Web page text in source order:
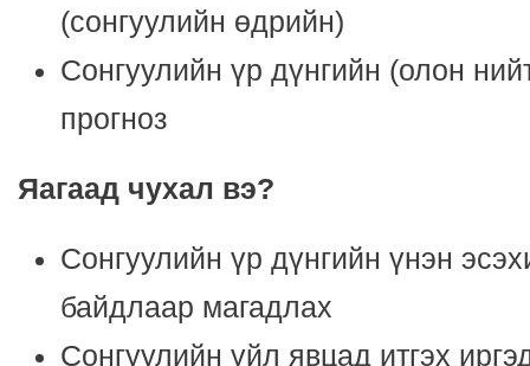
(сонгуулийн өдрийн)
Сонгуулийн үр дүнгийн (олон
прогноз
Яагаад чухал вэ?
Сонгуулийн үр дүнгийн үнэн
байдлаар магадлах
Сонгуулийн үйл явцад итгэх